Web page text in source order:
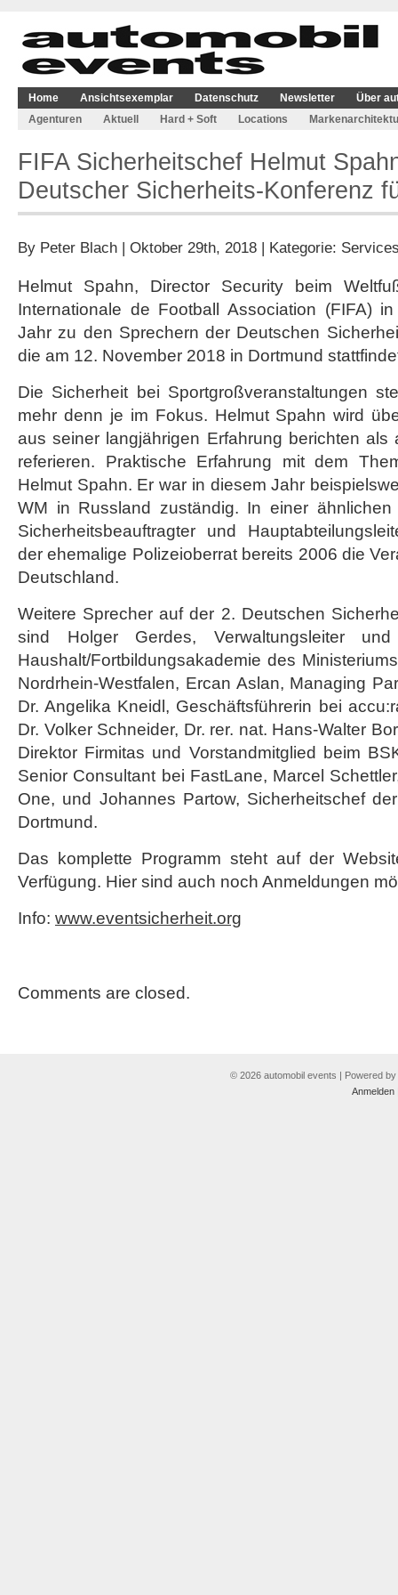
Home Ansichtsexemplar Datenschutz Newsletter
Über
Agenturen
Aktuell Hard + Soft Locations
FIFA Sicherheitschef Helmut
Deutscher Sicherheits-Konferenz
By Peter Blach | Oktober 29th, 2018 | Kategorie:
Helmut Spahn, Director Security beim
Internationale de Football Association (FIFA)
Jahr zu den Sprechern der Deutschen
die am 12. November 2018 in Dortmund
Die Sicherheit bei Sportgroßveranstaltungen
mehr denn je im Fokus. Helmut Spahn wird
aus seiner langjährigen Erfahrung berichten
referieren. Praktische Erfahrung mit dem
Helmut Spahn. Er war in diesem Jahr
WM in Russland zuständig. In einer
Sicherheitsbeauftragter und
der ehemalige Polizeioberrat bereits 2006 die
Deutschland.
Weitere Sprecher auf der 2. Deutschen
sind Holger Gerdes, Verwaltungsleiter
Haushalt/Fortbildungsakademie des
Nordrhein-Westfalen, Ercan Aslan, Managing
Dr. Angelika Kneidl, Geschäftsführerin bei
Dr. Volker Schneider, Dr. rer. nat. Hans-Walter
Direktor Firmitas und Vorstandmitglied beim
Senior Consultant bei FastLane, Marcel
One, und Johannes Partow, Sicherheitschef
Dortmund.
Das komplette Programm steht auf der
Verfügung. Hier sind auch noch Anmeldungen
Info: www.eventsicherheit.org
Comments are closed.
© 2026 automobil events | Powered by
Anmelden|